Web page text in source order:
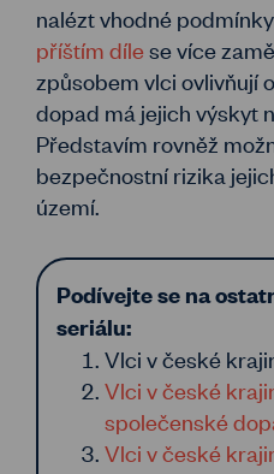
nalézt vhodné
příštím díle se více
způsobem vlci ovlivňují
dopad má jejich výskyt
Představím rovněž
bezpečnostní rizika
území.
Podívejte se na
seriálu:
Vlci v české
Vlci v české
společenské
Vlci v české